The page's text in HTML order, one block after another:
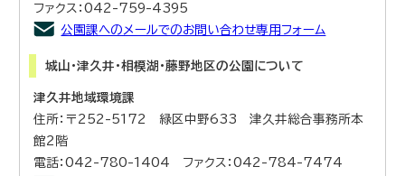
ファクス：042-759-4395
公園課へのメールでのお問い合わせ専用フォーム
城山・津久井・相模湖・藤野地区の公園について
津久井地域環境課
住所：〒252-5172 緑区中野633 津久井総合事務所本
館2階
電話：042-780-1404 ファクス：042-784-7474